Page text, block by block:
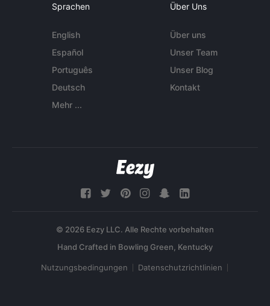
Sprachen
English
Español
Português
Deutsch
Mehr ...
Über Uns
Über uns
Unser Team
Unser Blog
Kontakt
© 2026 Eezy LLC. Alle Rechte vorbehalten
Nutzungsbedingungen Datenschutzrichtlinien